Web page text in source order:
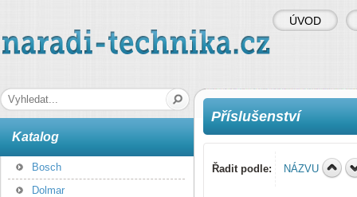
naradi-technika.cz
Příslušenství
Řadit podle: NÁZVU
Katalog
Bosch
Dolmar
ÚVOD
Hledaná fráze